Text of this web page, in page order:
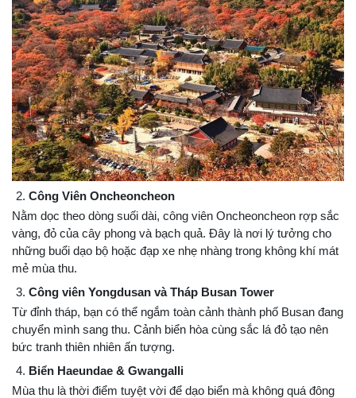
2. Công Viên Oncheoncheon
Nằm dọc theo dòng suối dài, công viên Oncheoncheon rợp sắc
vàng, đỏ của cây phong và bạch quả. Đây là nơi lý tưởng cho
những buổi dạo bộ hoặc đạp xe nhẹ nhàng trong không khí mát
mẻ mùa thu.
3. Công viên Yongdusan và Tháp Busan Tower
Từ đỉnh tháp, bạn có thể ngắm toàn cảnh thành phố Busan đang
chuyển mình sang thu. Cảnh biển hòa cùng sắc lá đỏ tạo nên
bức tranh thiên nhiên ấn tượng.
4. Biển Haeundae & Gwangalli
Mùa thu là thời điểm tuyệt vời để dạo biển mà không quá đông